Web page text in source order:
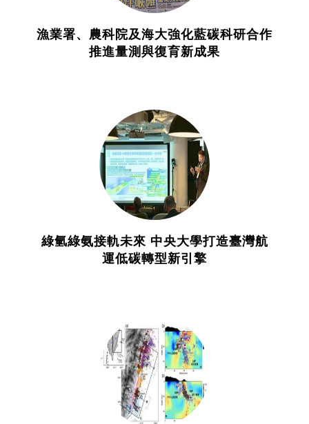
漁業署、農科院及海大強化藍碳科研合作
推進量測與復育新成果
綠氫綠氨接軌未來 中央大學打造臺灣航
運低碳轉型新引擎